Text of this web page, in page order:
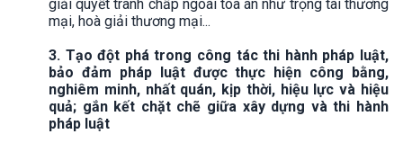
giải quyết tranh chấp ngoài toà án như trọng tài thương
mại, hoà giải thương mại...
3. Tạo đột phá trong công tác thi hành pháp luật,
bảo đảm pháp luật được thực hiện công bằng,
nghiêm minh, nhất quán, kịp thời, hiệu lực và hiệu
quả; gắn kết chặt chẽ giữa xây dựng và thi hành
pháp luật